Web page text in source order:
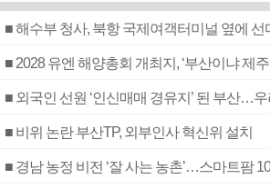
■ 해수부 청사, 북항 국제여객터미널 옆에 선
■ 2028 유엔 해양총회 개최지, ‘부산이냐 제
■ 외국인 선원 ‘인신매매 경유지’ 된 부산…
■ 비위 논란 부산TP, 외부인사 혁신위 설치
■ 경남 농정 비전 ‘잘 사는 농촌’…스마트팜